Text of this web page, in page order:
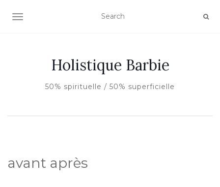
AFFICHER/MASQUER LA NAVIGATION
Holistique Barbie
50% spirituelle / 50% superficielle
avant après